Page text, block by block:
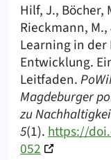
Hilf, J., Böcher,
Rieckmann,
Learning in
Entwicklung.
Leitfaden.
Magdeburger
zu
5(1).https://
052